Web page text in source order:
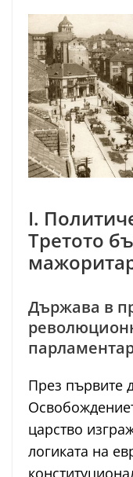
I.
Третото
Държава в
През първите
царство
логиката на